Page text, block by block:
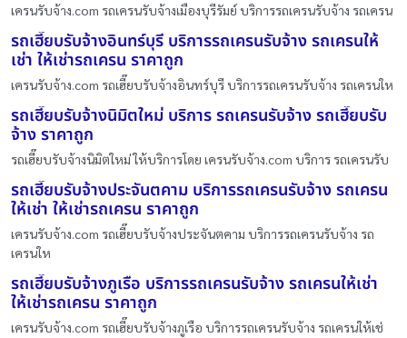
เครนรับจ้าง.com รถเครนรับจ้างเมืองบุรีรัมย์ บริการรถเครนรับจ้าง รถเครน
รถเฮี๊ยบรับจ้างอินทร์บุรี บริการรถเครนรับจ้าง รถเครนให้
เช่า ให้เช่ารถเครน ราคาถูก
เครนรับจ้าง.com รถเฮี๊ยบรับจ้างอินทร์บุรี บริการรถเครนรับจ้าง รถเครนให
รถเฮี๊ยบรับจ้างนิมิตใหม่ บริการ รถเครนรับจ้าง รถเฮี๊ยบรับ
จ้าง ราคาถูก
รถเฮี๊ยบรับจ้างนิมิตใหม่ ให้บริการโดย เครนรับจ้าง.com บริการ รถเครนรับ
รถเฮี๊ยบรับจ้างประจันตคาม บริการรถเครนรับจ้าง รถเครน
ให้เช่า ให้เช่ารถเครน ราคาถูก
เครนรับจ้าง.com รถเฮี๊ยบรับจ้างประจันตคาม บริการรถเครนรับจ้าง รถ
เครนให
รถเฮี๊ยบรับจ้างภูเรือ บริการรถเครนรับจ้าง รถเครนให้เช่า
ให้เช่ารถเครน ราคาถูก
เครนรับจ้าง.com รถเฮี๊ยบรับจ้างภูเรือ บริการรถเครนรับจ้าง รถเครนให้เช่